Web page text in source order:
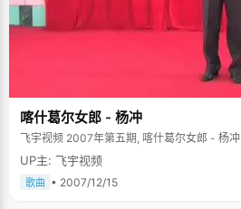
喀什葛尔女郎 - 杨冲
飞宇视频 2007年第五期, 喀什葛尔女郎 - 杨冲
UP主: 飞宇视频
歌曲 • 2007/12/15